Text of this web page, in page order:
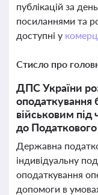
публікацій за
посиланнями та
доступні у
Стисло про
ДПС України
оподаткування
військовим під
до
Державна
індивідуальну
оподаткування
допомоги в